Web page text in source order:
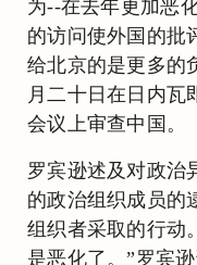
为--在去年更加恶
的访问使外国的批
给北京的是更多的
月二十日在日内瓦
会议上审查中国。
罗宾逊述及对政治
的政治组织成员的
组织者采取的行动
是恶化了。”罗宾